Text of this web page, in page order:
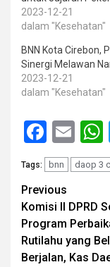
2023-12-21
dalam "Kesehatan"
BNN Kota Cirebon,
Sinergi Melawan
2023-12-21
dalam "Kesehatan"
Tags: bnn daop 3
Post
Previous
Komisi II DPRD
Program
Rutilahu yang
Berjalan, Kas